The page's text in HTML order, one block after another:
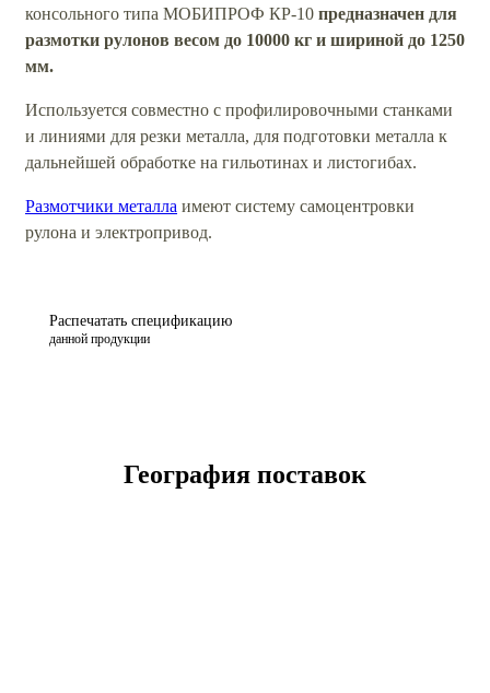
консольного типа МОБИПРОФ КР-10 предназначен для
размотки рулонов весом до 10000 кг и шириной до 1250
мм.
Используется совместно с профилировочными станками
и линиями для резки металла, для подготовки металла к
дальнейшей обработке на гильотинах и листогибах.
Размотчики металла имеют систему самоцентровки
рулона и электропривод.
Распечатать спецификацию
данной продукции
География поставок